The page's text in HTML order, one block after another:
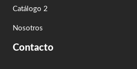
Catálogo 2
Nosotros
Contacto